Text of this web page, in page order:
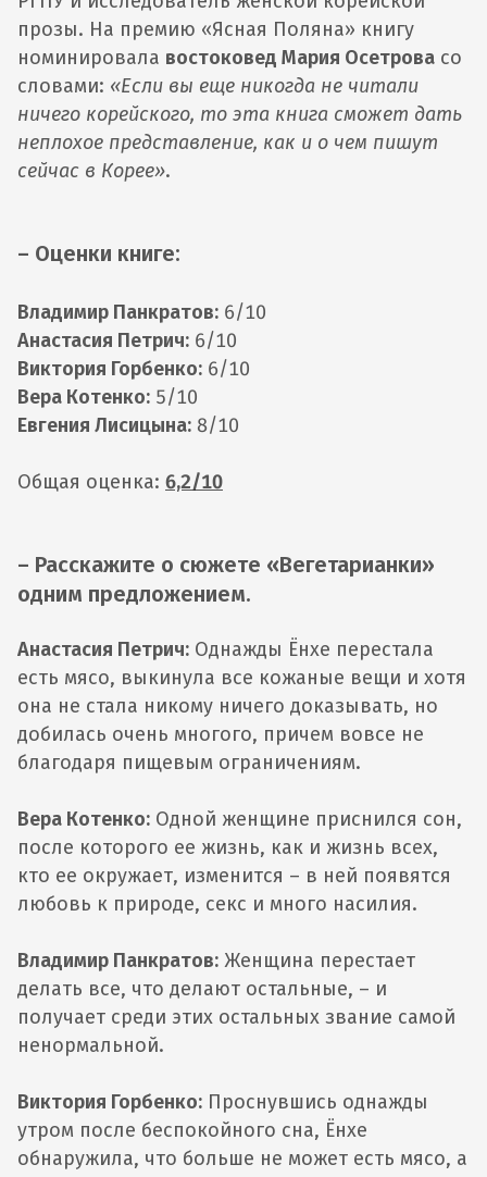
прозы. На премию «Ясная Поляна» книгу
номинировала востоковед Мария Осетрова со
словами: «Если вы еще никогда не читали
ничего корейского, то эта книга сможет дать
неплохое представление, как и о чем пишут
сейчас в Корее».
– Оценки книге:
Владимир Панкратов: 6/10
Анастасия Петрич: 6/10
Виктория Горбенко: 6/10
Вера Котенко: 5/10
Евгения Лисицына: 8/10
Общая оценка: 6,2/10
– Расскажите о сюжете «Вегетарианки»
одним предложением.
Анастасия Петрич: Однажды Ёнхе перестала
есть мясо, выкинула все кожаные вещи и хотя
она не стала никому ничего доказывать, но
добилась очень многого, причем вовсе не
благодаря пищевым ограничениям.
Вера Котенко: Одной женщине приснился сон,
после которого ее жизнь, как и жизнь всех,
кто ее окружает, изменится – в ней появятся
любовь к природе, секс и много насилия.
Владимир Панкратов: Женщина перестает
делать все, что делают остальные, – и
получает среди этих остальных звание самой
ненормальной.
Виктория Горбенко: Проснувшись однажды
утром после беспокойного сна, Ёнхе
обнаружила, что больше не может есть мясо, а